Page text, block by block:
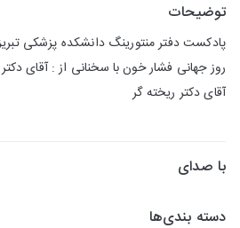
توضیحات
روز جهانی فشار خون با سخنانی از : آقای
آقای دکتر ریخته گر
با صدای
دسته بندی‌ها